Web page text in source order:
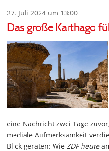
27. Juli 2024 um 13:00
Das große Karthago
eine Nachricht zwei Tage
mediale Aufmerksamkeit
Blick geraten: Wie ZDF heute